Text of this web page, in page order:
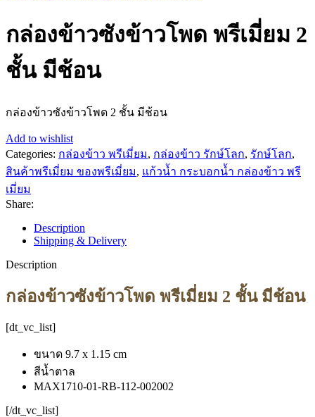
กล่องข้าวซังข้าวโพด พรีเมี่ยม 2
ชั้น มีช้อน
กล่องข้าวซังข้าวโพด 2 ชั้น มีช้อน
Add to wishlist
Categories: กล่องข้าว พรีเมี่ยม, กล่องข้าว รักษ์โลก, รักษ์โลก,
สินค้าพรีเมี่ยม ของพรีเมี่ยม, แก้วน้ำ กระบอกน้ำ กล่องข้าว พรี
เมี่ยม
Share:
Description
Shipping & Delivery
Description
กล่องข้าวซังข้าวโพด พรีเมี่ยม 2 ชั้น มีช้อน
[dt_vc_list]
ขนาด 9.7 x 1.15 cm
สีน้ำตาล
MAX1710-01-RB-112-002002
[/dt_vc_list]